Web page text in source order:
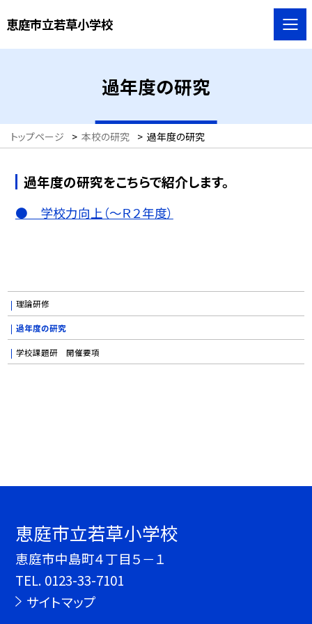
恵庭市立若草小学校
過年度の研究
トップページ > 本校の研究 > 過年度の研究
過年度の研究をこちらで紹介します。
● 学校力向上（〜Ｒ２年度）
理論研修
過年度の研究
学校課題研 開催要項
恵庭市立若草小学校
恵庭市中島町４丁目５－１
TEL. 0123-33-7101
サイトマップ